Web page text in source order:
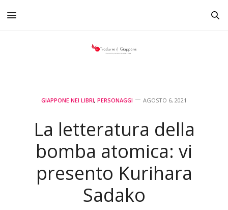
GIAPPONE NEI LIBRI, PERSONAGGI AGOSTO 6, 2021
La letteratura della
bomba atomica: vi
presento Kurihara
Sadako